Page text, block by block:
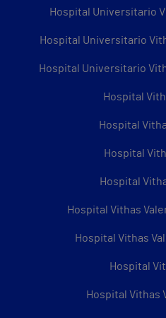
Hospital Universitario
Hospital Universitario
Hospital Universitario
Hospital
Hospital
Hospital
Hospital
Hospital Vithas
Hospital Vithas
Hospital
Hospital Vithas